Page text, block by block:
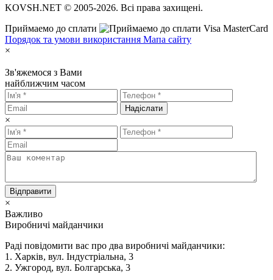
KOVSH.NET © 2005-2026. Всі права захищені.
Приймаемо до сплати
Порядок та умови використання Мапа сайту
×
Зв'яжемося з Вами
найближчим часом
Надіслати
×
Відправити
×
Важливо
Виробничі майданчики
Раді повідомити вас про два виробничі майданчики:
1. Харків, вул. Індустріальна, 3
2. Ужгород, вул. Болгарська, 3